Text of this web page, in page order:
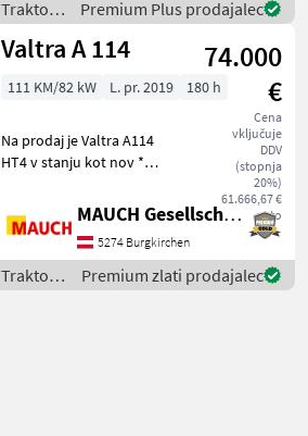
platforma: kabina, število
vrtljajev kar
Traktor /
Valtra
Premium Plus prodajalec
Valtra A 114
74.000
€
Cena
vključuje
DDV
(stopnja
20%)
61.666,67 €
neto
111 KM/82 kW L. pr. 2019 180 h
Na prodaj je Valtra A114
HT4 v stanju kot nov *
Vozniški sedež z zračnim
vzmetenjem * Sprednji
dvigalni mehanizem *
Upravljanje dvigalnega meh
MAUCH Gesellschaft m.b.H. & Co.KG
5274 Burgkirchen
Traktor /
Valtra
Premium zlati prodajalec